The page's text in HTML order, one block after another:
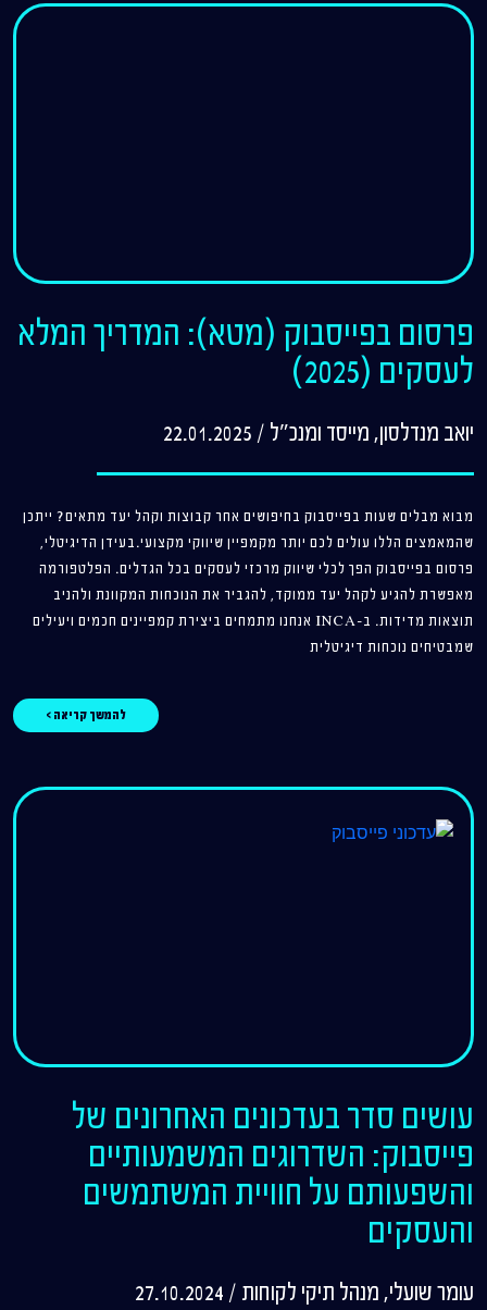
פרסום בפייסבוק (מטא): המדריך המלא
לעסקים (2025)
יואב מנדלסון, מייסד ומנכ"ל /
22.01.2025
מבוא מבלים שעות בפייסבוק בחיפושים אחר קבוצות וקהל יעד מתאים? ייתכן
שהמאמצים הללו עולים לכם יותר מקמפיין שיווקי מקצועי.בעידן הדיגיטלי,
פרסום בפייסבוק הפך לכלי שיווק מרכזי לעסקים בכל הגדלים. הפלטפורמה
מאפשרת להגיע לקהל יעד ממוקד, להגביר את הנוכחות המקוונת ולהניב
תוצאות מדידות. ב-INCA אנחנו מתמחים ביצירת קמפיינים חכמים ויעילים
שמבטיחים נוכחות דיגיטלית
להמשך קריאה >
עושים סדר בעדכונים האחרונים של
פייסבוק: השדרוגים המשמעותיים
והשפעותם על חוויית המשתמשים
והעסקים
עומר שועלי, מנהל תיקי לקוחות /
27.10.2024